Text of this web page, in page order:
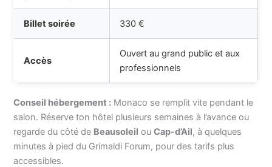
Billet soirée 330 €
Accès
Ouvert au grand public et aux
professionnels
Conseil hébergement : Monaco se remplit vite pendant le
salon. Réserve ton hôtel plusieurs semaines à l’avance ou
regarde du côté de Beausoleil ouCap-d’Ail, à quelques
minutes à pied du Grimaldi Forum, pour des tarifs plus
accessibles.